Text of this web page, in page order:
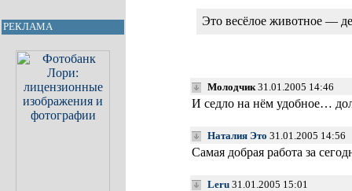
РЕКЛАМА Это весёлое животное —
Молодчик31.01.2005 14:46
И седло на нём удобное…
Наталия Это 31.01.2005 14:56
Самая добрая работа за
Leru 31.01.2005 15:01